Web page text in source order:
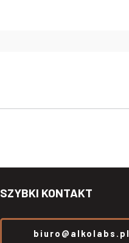
SZYBKI KONTAKT
biuro@alkolabs.pl